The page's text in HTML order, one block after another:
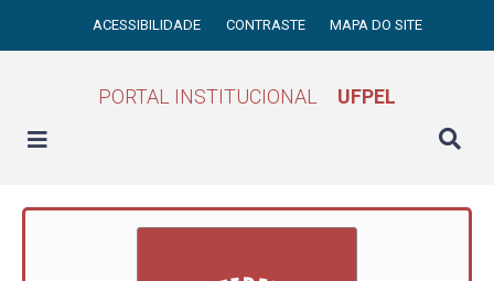
ACESSIBILIDADE CONTRASTE MAPA DO SITE
PORTAL INSTITUCIONAL UFPEL